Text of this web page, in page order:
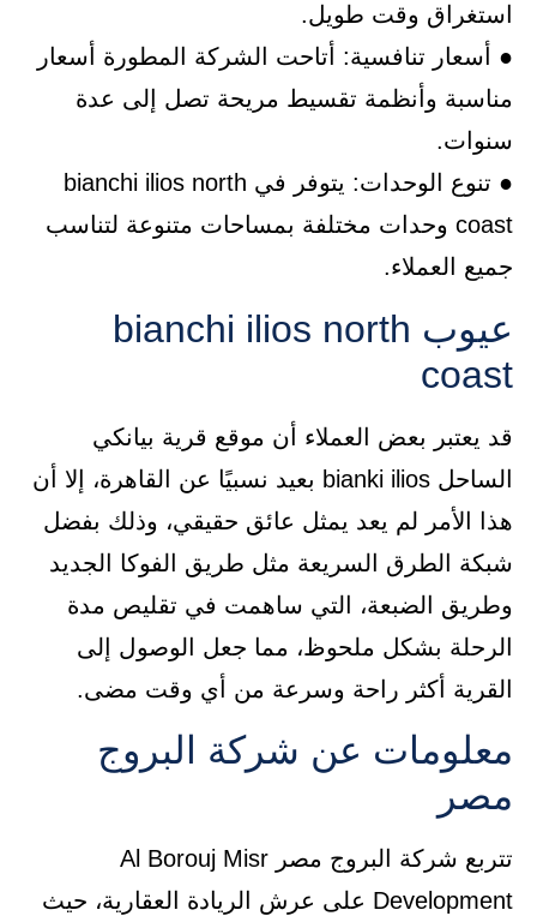
استغراق وقت طويل.
● أسعار تنافسية: أتاحت الشركة المطورة أسعار
مناسبة وأنظمة تقسيط مريحة تصل إلى عدة
سنوات.
● تنوع الوحدات: يتوفر في bianchi ilios north
coast وحدات مختلفة بمساحات متنوعة لتناسب
جميع العملاء.
عيوب bianchi ilios north
coast
قد يعتبر بعض العملاء أن موقع قرية بيانكي
الساحل bianki ilios بعيد نسبيًا عن القاهرة، إلا أن
هذا الأمر لم يعد يمثل عائق حقيقي، وذلك بفضل
شبكة الطرق السريعة مثل طريق الفوكا الجديد
وطريق الضبعة، التي ساهمت في تقليص مدة
الرحلة بشكل ملحوظ، مما جعل الوصول إلى
القرية أكثر راحة وسرعة من أي وقت مضى.
معلومات عن شركة البروج
مصر
تتربع شركة البروج مصر Al Borouj Misr
Development على عرش الريادة العقارية، حيث